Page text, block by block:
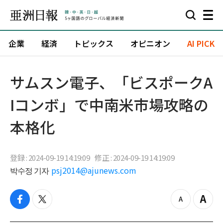
企業 経済 トピックス オピニオン AI PICK
サムスン電子、「ビスポークA
Iコンボ」で中南米市場攻略の
本格化
登録 : 2024-09-19 14:19:09 修正 : 2024-09-19 14:19:09
박수정 기자 psj2014@ajunews.com
f
t
z
Z